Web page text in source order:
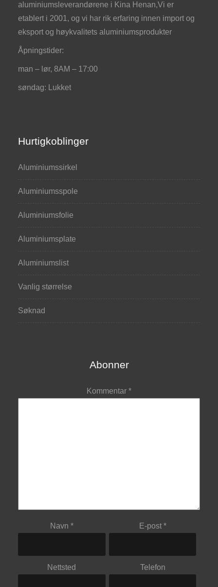
aluminiumsleverandørene i Kina Henan,Vi er
etablert i 2001, og vi har rik erfaring innen import og
eksport og høykvalitets aluminiumsprodukter
Åpningstider:
man – lør, 8AM – 17:00
søndag: Lukket
Hurtigkoblinger
Aluminiumssirkel
Aluminiumsspole
Aluminiumsfolie
Aluminiumsplate
Aluminiumslist
Vanlig størrelse
Søknad
Abonner
Kommentar *
Navn * E-post *
Nettsted Telefon